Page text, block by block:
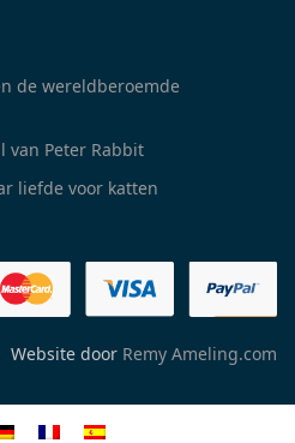
de wereldberoemde
van Peter Rabbit
liefde voor katten
Website door Remy Ameling.com